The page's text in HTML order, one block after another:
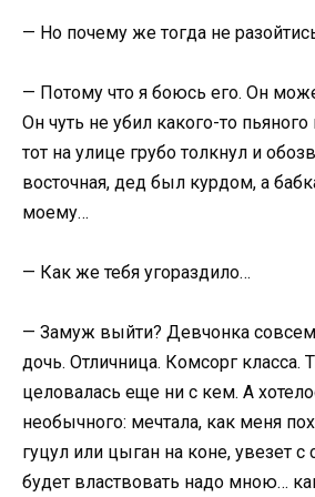
— Но почему же тогда не
— Потому что я боюсь его. Он
Он чуть не убил какого-то
тот на улице грубо толкнул и
восточная, дед был курдом, а
моему…
— Как же тебя угораздило…
— Замуж выйти? Девчонка
дочь. Отличница. Комсорг класса.
целовалась еще ни с кем. А
необычного: мечтала, как меня
гуцул или цыган на коне, увезет
будет властвовать надо мною…